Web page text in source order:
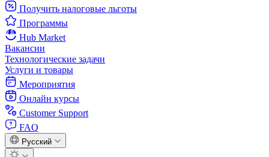
Получить налоговые льготы
Программы
Hub Market
Вакансии
Технологические задачи
Услуги и товары
Мероприятия
Онлайн курсы
Customer Support
FAQ
Русский